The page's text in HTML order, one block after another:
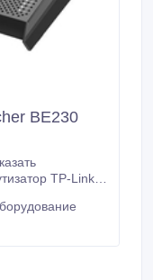
BE230
TP-Link
AX3600:
скоростью до